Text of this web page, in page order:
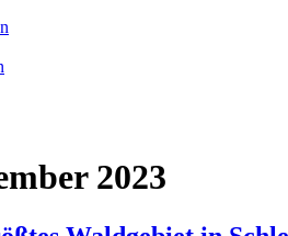
2023